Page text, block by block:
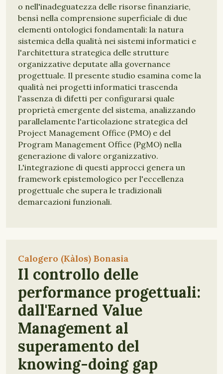
o nell'inadeguatezza delle risorse finanziarie,
bensì nella comprensione superficiale di due
elementi ontologici fondamentali: la natura
sistemica della qualità nei sistemi informatici e
l'architettura strategica delle strutture
organizzative deputate alla governance
progettuale. Il presente studio esamina come la
qualità nei progetti informatici trascenda
l'assenza di difetti per configurarsi quale
proprietà emergente del sistema, analizzando
parallelamente l'articolazione strategica del
Project Management Office (PMO) e del
Program Management Office (PgMO) nella
generazione di valore organizzativo.
L'integrazione di questi approcci genera un
framework epistemologico per l'eccellenza
progettuale che supera le tradizionali
demarcazioni funzionali.
Calogero (Kàlos) Bonasia
Il controllo delle
performance progettuali:
dall'Earned Value
Management al
superamento del
knowing-doing gap